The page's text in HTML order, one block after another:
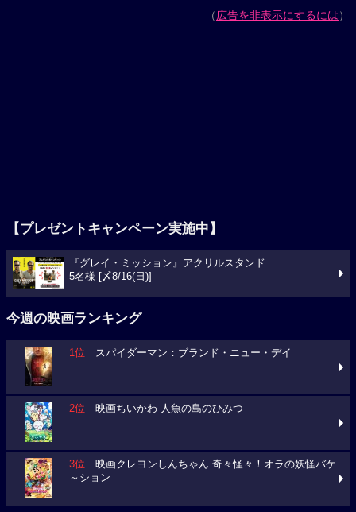
（広告を非表示にするには）
【プレゼントキャンペーン実施中】
『グレイ・ミッション』アクリルスタンド
5名様 [〆8/16(日)]
今週の映画ランキング
1位 スパイダーマン：ブランド・ニュー・デイ
2位 映画ちいかわ 人魚の島のひみつ
3位 映画クレヨンしんちゃん 奇々怪々！オラの妖怪バケ
～ション